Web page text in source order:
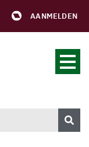
AANMELDEN